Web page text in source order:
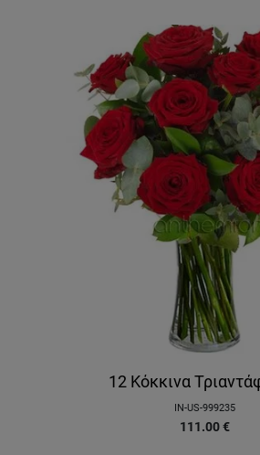
12 Κόκκινα
IN-US-999235
111.00 €